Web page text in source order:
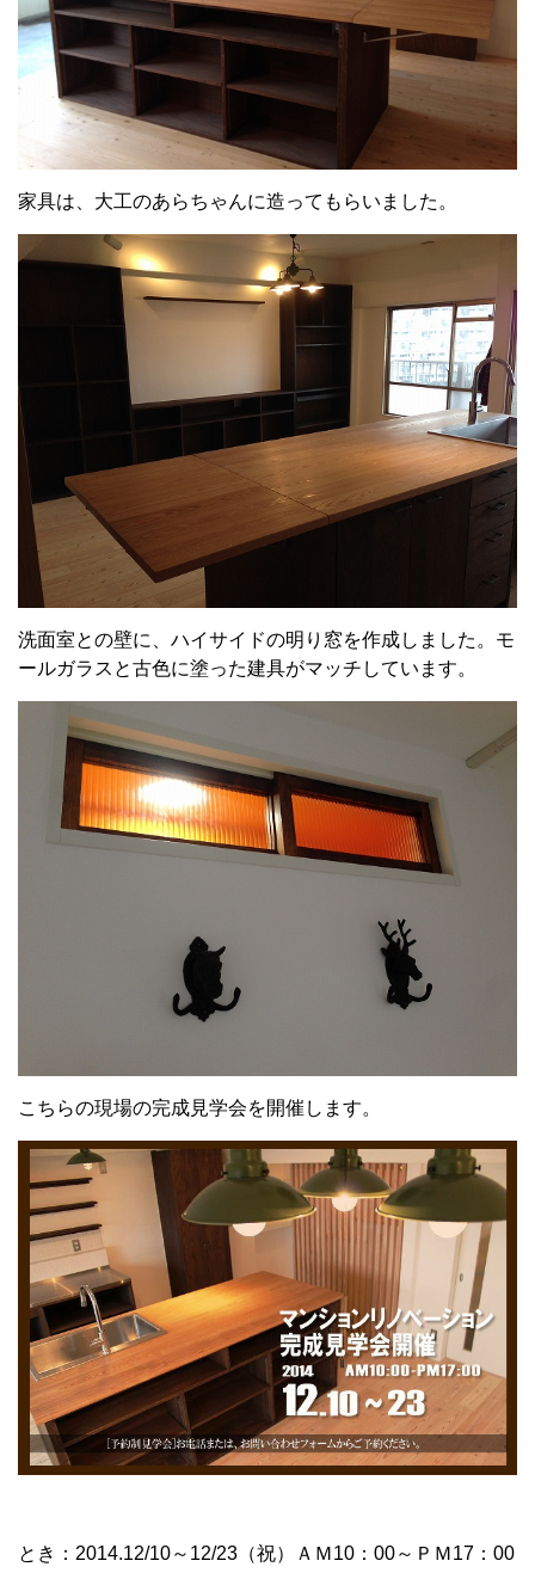
家具は、大工のあらちゃんに造ってもらいました。
洗面室との壁に、ハイサイドの明り窓を作成しました。モ
ールガラスと古色に塗った建具がマッチしています。
こちらの現場の完成見学会を開催します。
とき：2014.12/10～12/23（祝）ＡＭ10：00～ＰＭ17：00